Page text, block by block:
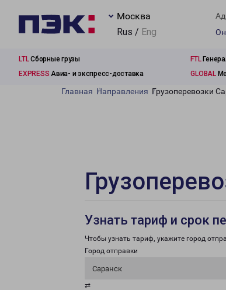
Москва
Rus / Eng
LTLСборные грузы FTL
EXPRESS Авиа- и экспресс-доставка GLOBAL
Главная Направления Грузоперевозки
Узнать тариф и срок
Чтобы узнать тариф, укажите город
Город отправки
Саранск
⇄